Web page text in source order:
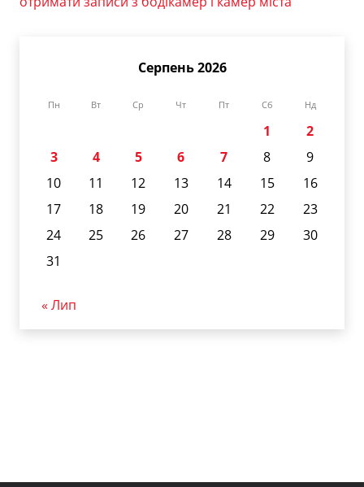
Серпень 2026
Пн Вт Ср Чт Пт Сб Нд
1
2
3
4 5 6 7 8
9
10
11 12 13 14 15
16
17
18 19 20 21 22
23
24
25 26 27 28 29
30
31
« Лип